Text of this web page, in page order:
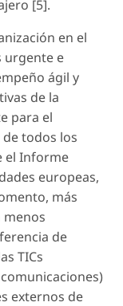
[5].
en el
urgente e
ágil y
de la
para el
de todos los
el Informe
europeas,
más
de
TICs
externos de